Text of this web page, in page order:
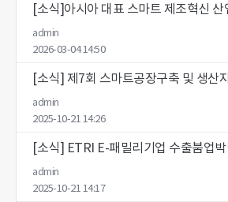
admin
2026-03-04 14:50
admin
2025-10-21 14:26
[소식] ETRI E-패밀리기업 수출붐업
admin
2025-10-21 14:17